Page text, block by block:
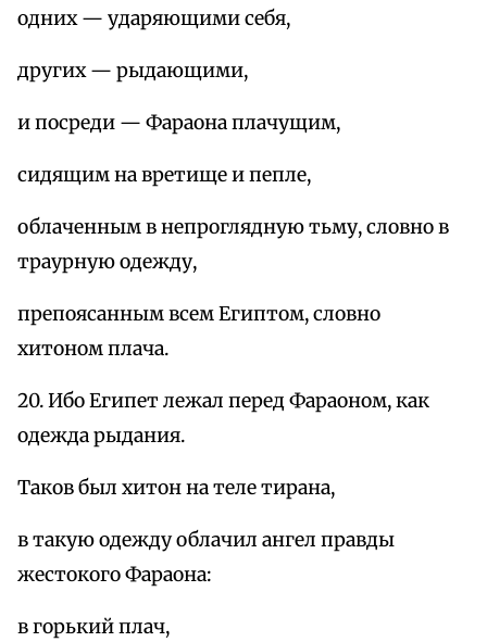
одних — ударяющими себя,
других — рыдающими,
и посреди — Фараона плачущим,
сидящим на вретище и пепле,
облаченным в непроглядную тьму, словно в
траурную одежду,
препоясанным всем Египтом, словно
хитоном плача.
20. Ибо Египет лежал перед Фараоном, как
одежда рыдания.
Таков был хитон на теле тирана,
в такую одежду облачил ангел правды
жестокого Фараона:
в горький плач,